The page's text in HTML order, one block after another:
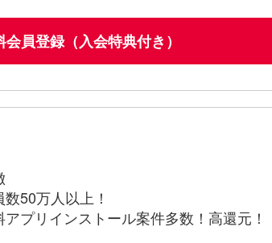
員登録（入会特典付き）
数50万人以上！
アプリインストール案件多数！高還元！